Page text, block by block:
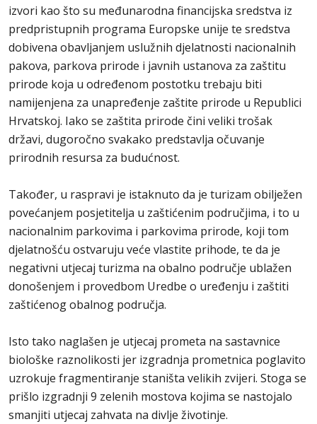
izvori kao što su međunarodna financijska sredstva iz
predpristupnih programa Europske unije te sredstva
dobivena obavljanjem uslužnih djelatnosti nacionalnih
pakova, parkova prirode i javnih ustanova za zaštitu
prirode koja u određenom postotku trebaju biti
namijenjena za unapređenje zaštite prirode u Republici
Hrvatskoj. Iako se zaštita prirode čini veliki trošak
državi, dugoročno svakako predstavlja očuvanje
prirodnih resursa za budućnost.
Također, u raspravi je istaknuto da je turizam obilježen
povećanjem posjetitelja u zaštićenim područjima, i to u
nacionalnim parkovima i parkovima prirode, koji tom
djelatnošću ostvaruju veće vlastite prihode, te da je
negativni utjecaj turizma na obalno područje ublažen
donošenjem i provedbom Uredbe o uređenju i zaštiti
zaštićenog obalnog područja.
Isto tako naglašen je utjecaj prometa na sastavnice
biološke raznolikosti jer izgradnja prometnica poglavito
uzrokuje fragmentiranje staništa velikih zvijeri. Stoga se
prišlo izgradnji 9 zelenih mostova kojima se nastojalo
smanjiti utjecaj zahvata na divlje životinje.